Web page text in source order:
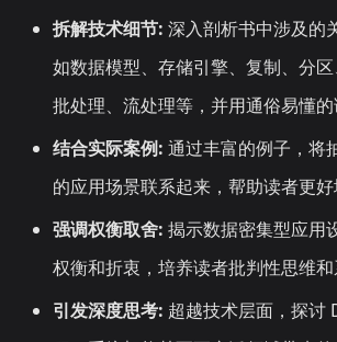
拆解技术细节: 深入剖析书中涉及的
如数据模型、存储引擎、复制、分区
批处理、流处理等，并用通俗易懂的
结合实际案例: 通过丰富的例子，将
的应用场景联系起来，帮助读者更好
强调权衡取舍: 揭示数据密集型应用
权衡和折衷，培养读者批判性思维和
引发深度思考: 超越技术层面，探讨